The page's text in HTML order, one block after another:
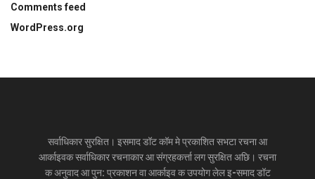
Comments feed
WordPress.org
सर्वाधिकार सुरक्षित। इसमाद डॉट कॉम मे प्रकाशित सभटा रचना आ
आर्काइवक सर्वाधिकार रचनाकार आ संग्रहकर्त्ता लग सुरक्षित अछि। रचना
क अनुवाद आ पुन: प्रकाशन वा आर्काइव क उपयोग लेल इ-समाद डॉट